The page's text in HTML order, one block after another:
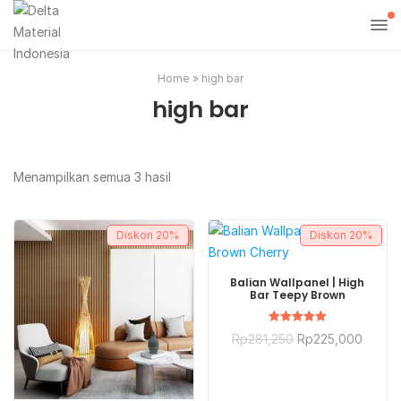
Home » high bar
high bar
Menampilkan semua 3 hasil
Diskon 20% Diskon 20%
BELI SEKARANG
Balian Wallpanel | High
Bar Teepy Brown
Dinilai
5.00
Rp281,250 Rp225,000